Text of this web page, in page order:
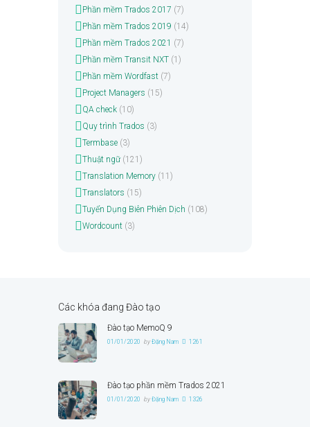
Phần mềm Trados 2017 (7)
Phần mềm Trados 2019 (14)
Phần mềm Trados 2021 (7)
Phần mềm Transit NXT(1)
Phần mềm Wordfast(7)
Project Managers (15)
QA check(10)
Quy trình Trados (3)
Termbase(3)
Thuật ngữ(121)
Translation Memory(11)
Translators (15)
Tuyển Dụng Biên Phiên Dịch (108)
Wordcount(3)
Các khóa đang Đào tạo
Đào tạo MemoQ 9
01/01/2020 byĐặng Nam 1261
Đào tạo phần mềm Trados 2021
01/01/2020 byĐặng Nam 1326